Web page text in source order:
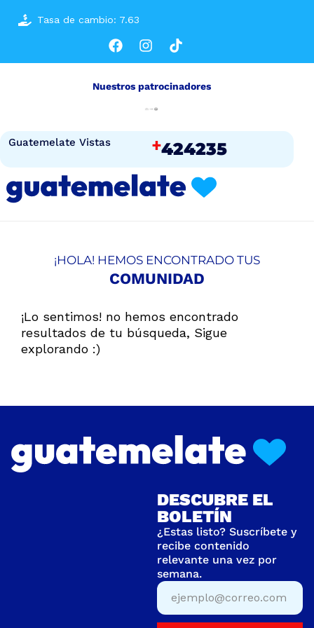
Tasa de cambio: 7.63
Guatemelate Vistas +424235
Nuestros patrocinadores
¡Lo sentimos! no hemos encontrado
resultados de tu búsqueda, Sigue
explorando :)
¡HOLA! HEMOS ENCONTRADO TUS
COMUNIDAD
DESCUBRE EL
BOLETÍN
¿Estas listo? Suscríbete y
recibe contenido
relevante una vez por
semana.